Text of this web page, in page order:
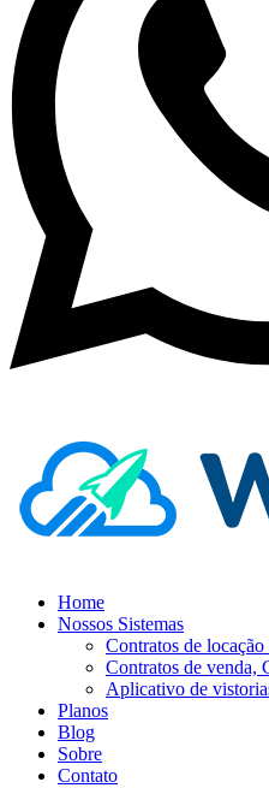
Home
Nossos Sistemas
Contratos de
Contratos de venda,
Aplicativo de
Planos
Blog
Sobre
Contato